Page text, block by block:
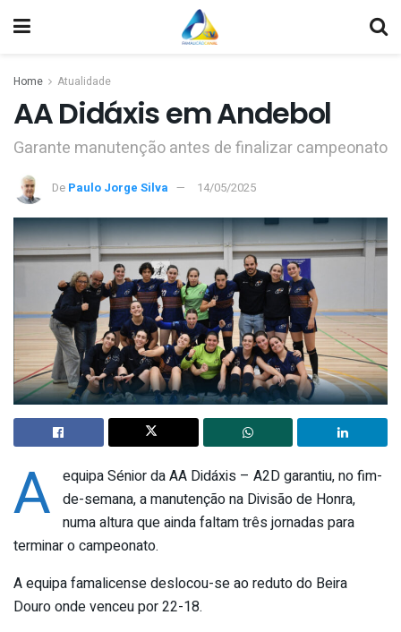
Home Atualidade
AA Didáxis em Andebol
Garante manutenção antes de finalizar campeonato
De Paulo Jorge Silva 14/05/2025
A equipa Sénior da AA Didáxis – A2D garantiu, no fim-
de-semana, a manutenção na Divisão de Honra,
numa altura que ainda faltam três jornadas para
terminar o campeonato.
A equipa famalicense deslocou-se ao reduto do Beira
Douro onde venceu por 22-18.